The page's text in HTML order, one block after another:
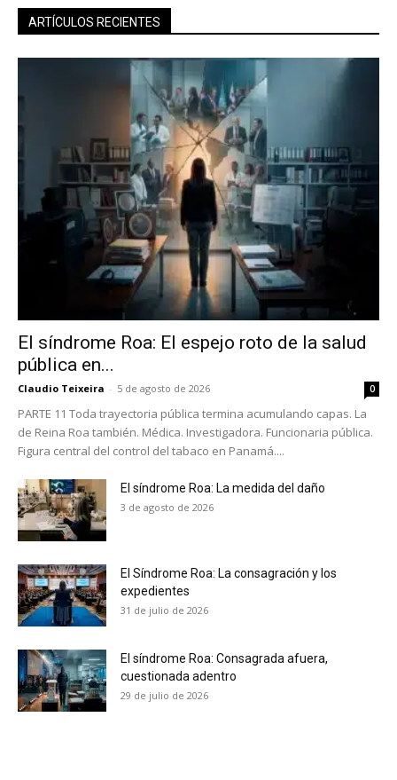
No te pierdas de las
ARTÍCULOS RECIENTES
El síndrome Roa: El espejo roto de la salud
pública en...
Claudio Teixeira - 5 de agosto de 2026 0
PARTE 11 Toda trayectoria pública termina acumulando capas. La
de Reina Roa también. Médica. Investigadora. Funcionaria pública.
Figura central del control del tabaco en Panamá....
El síndrome Roa: La medida del daño
3 de agosto de 2026
El Síndrome Roa: La consagración y los
expedientes
31 de julio de 2026
El síndrome Roa: Consagrada afuera,
cuestionada adentro
29 de julio de 2026